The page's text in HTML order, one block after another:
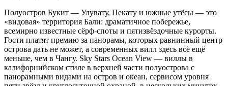
Полуостров Букит — Улувату, Пекату и южные утёсы — это
«видовая» территория Бали: драматичное побережье,
всемирно известные сёрф-споты и пятизвёздочные курорты.
Гости платят премию за панорамы, которых равнинный центр
острова дать не может, а современных вилл здесь всё ещё
меньше, чем в Чангу. Sky Stars Ocean View — виллы в
калифорнийском стиле в верхней части полуострова с
панорамными видами на остров и океан, сервисом уровня